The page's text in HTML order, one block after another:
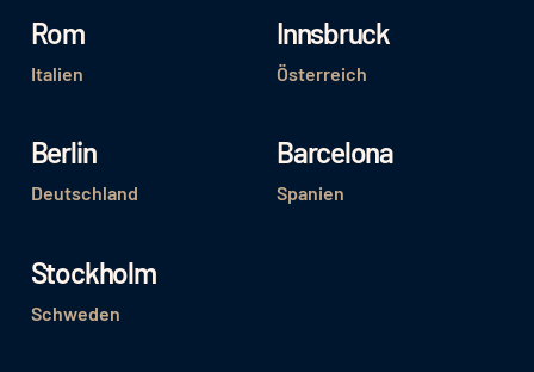
Rom
Italien
Innsbruck
Österreich
Berlin
Deutschland
Barcelona
Spanien
Stockholm
Schweden